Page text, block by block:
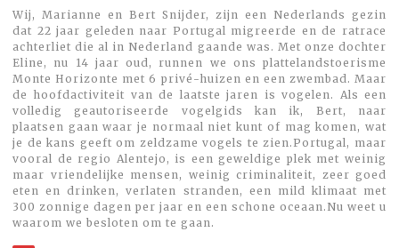
Wij, Marianne en Bert Snijder, zijn een Nederlands gezin
dat 22 jaar geleden naar Portugal migreerde en de ratrace
achterliet die al in Nederland gaande was. Met onze dochter
Eline, nu 14 jaar oud, runnen we ons plattelandstoerisme
Monte Horizonte met 6 privé-huizen en een zwembad. Maar
de hoofdactiviteit van de laatste jaren is vogelen. Als een
volledig geautoriseerde vogelgids kan ik, Bert, naar
plaatsen gaan waar je normaal niet kunt of mag komen, wat
je de kans geeft om zeldzame vogels te zien.Portugal, maar
vooral de regio Alentejo, is een geweldige plek met weinig
maar vriendelijke mensen, weinig criminaliteit, zeer goed
eten en drinken, verlaten stranden, een mild klimaat met
300 zonnige dagen per jaar en een schone oceaan.Nu weet u
waarom we besloten om te gaan.